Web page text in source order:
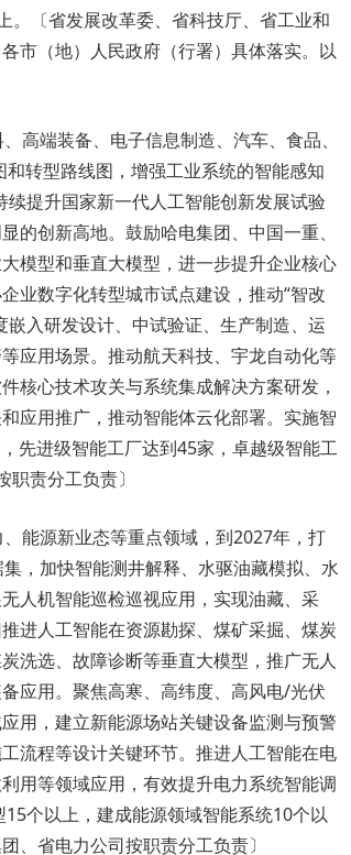
。〔省发展改革委、省科技厅、省工业和
市（地）人民政府（行署）具体落实。以
高端装备、电子信息制造、汽车、食品、
转型路线图，增强工业系统的智能感知
提升国家新一代人工智能创新发展试验
的创新高地。鼓励哈电集团、中国一重、
模型和垂直大模型，进一步提升企业核心
业数字化转型城市试点建设，推动“智改
入研发设计、中试验证、生产制造、运
应用场景。推动航天科技、宇龙自动化等
核心技术攻关与系统集成解决方案研发，
应用推广，推动智能体云化部署。实施智
先进级智能工厂达到45家，卓越级智能工
责分工负责〕
能源新业态等重点领域，到2027年，打
，加快智能测井解释、水驱油藏模拟、水
人机智能巡检巡视应用，实现油藏、采
进人工智能在资源勘探、煤矿采掘、煤炭
洗选、故障诊断等垂直大模型，推广无人
应用。聚焦高寒、高纬度、高风电/光伏
用，建立新能源场站关键设备监测与预警
流程等设计关键环节。推进人工智能在电
用等领域应用，有效提升电力系统智能调
个以上，建成能源领域智能系统10个以
、省电力公司按职责分工负责〕